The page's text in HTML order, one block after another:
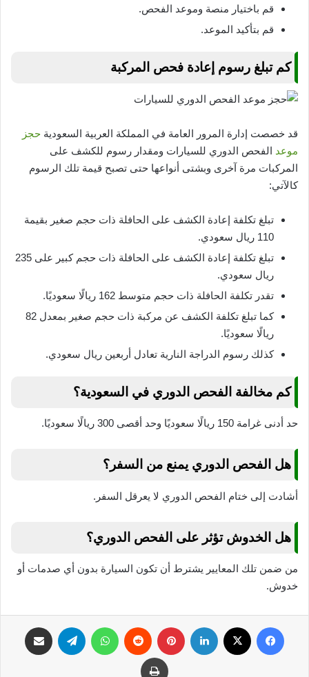
قم باختيار منصة وموعد الفحص.
قم بتأكيد الموعد.
كم تبلغ رسوم إعادة فحص المركبة
قد خصصت إدارة المرور العامة في المملكة العربية السعودية حجز
موعد الفحص الدوري للسيارات ومقدار رسوم للكشف على
المركبات مرة آخرى وبشتى أنواعها حتى تصبح قيمة تلك الرسوم
كالآتي:
تبلغ تكلفة إعادة الكشف على الحافلة ذات حجم صغير بقيمة
110 ريال سعودي.
تبلغ تكلفة إعادة الكشف على الحافلة ذات حجم كبير على 235
ريال سعودي.
تقدر تكلفة الحافلة ذات حجم متوسط 162 ريالًا سعوديًا.
كما تبلغ تكلفة الكشف عن مركبة ذات حجم صغير بمعدل 82
ريالًا سعوديًا.
كذلك رسوم الدراجة النارية تعادل أربعين ريال سعودي.
كم مخالفة الفحص الدوري في السعودية؟
حد أدنى غرامة 150 ريالًا سعوديًا وحد أقصى 300 ريالًا سعوديًا.
هل الفحص الدوري يمنع من السفر؟
أشادت إلى ختام الفحص الدوري لا يعرقل السفر.
هل الخدوش تؤثر على الفحص الدوري؟
من ضمن تلك المعايير يشترط أن تكون السيارة بدون أي صدمات أو
خدوش.
فيسبوك لينكدإن بينتيريست واتساب تيلقرام
طباعة